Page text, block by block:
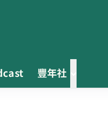
豐年社